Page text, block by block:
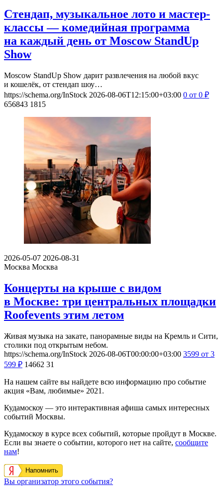
Стендап, музыкальное лото и мастер-
классы — комедийная программа
на каждый день от Moscow StandUp
Show
Moscow StandUp Show дарит развлечения на любой вкус
и кошелёк, от стендап шоу…
https://schema.org/InStock 2026-08-06T12:15:00+03:00 0 от 0 ₽
656843 1815
2026-05-07 2026-08-31
Москва Москва
Концерты на крыше с видом
в Москве: три центральных площадки
Roofevents этим летом
Живая музыка на закате, панорамные виды на Кремль и Сити,
столики под открытым небом.
https://schema.org/InStock 2026-08-06T00:00:00+03:00 3599 от 3
599 ₽ 14662 31
На нашем сайте вы найдете всю информацию про событие
акция «Вам, любимые» 2021.
Кудамоскоу — это интерактивная афиша самых интересных
событий Москвы.
Кудамоскоу в курсе всех событий, которые пройдут в Москве.
Если вы знаете о событии, которого нет на сайте, сообщите
нам!
Напомнить
Вы организатор этого события?